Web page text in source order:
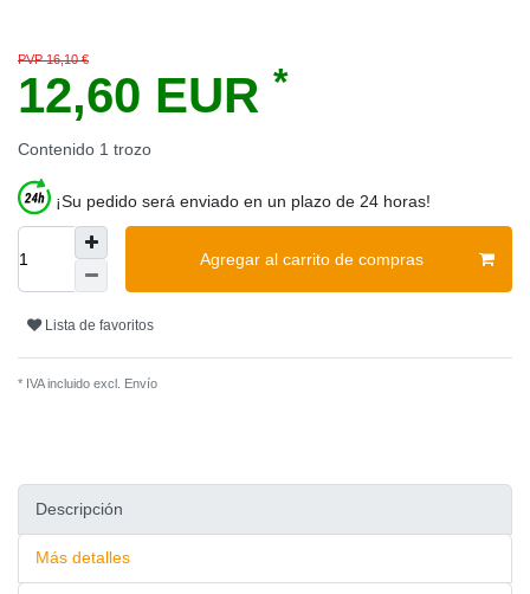
PVP 16,10 €
12,60 EUR *
Contenido 1 trozo
¡Su pedido será enviado en un plazo de 24 horas!
Agregar al carrito de compras
Lista de favoritos
* IVA incluido excl. Envío
Descripción
Más detalles